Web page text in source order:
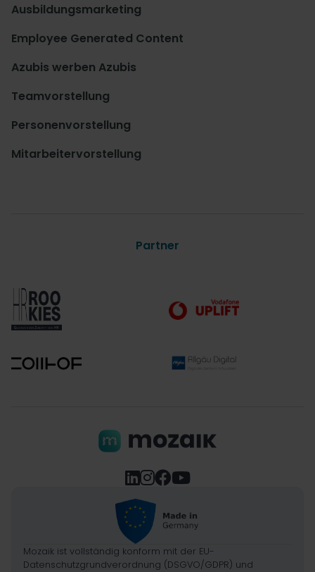
Ausbildungsmarketing
Employee Generated Content
Azubis werben Azubis
Teamvorstellung
Personenvorstellung
Mitarbeitervorstellung
Partner

Mozaik ist vollständig konform mit der EU-
Datenschutzgrundverordnung (DSGVO/GDPR) und